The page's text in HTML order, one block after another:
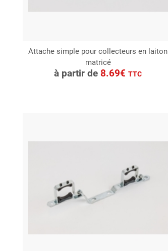
Attache simple pour collecteurs en laiton
matricé
à partir de 8.69€TTC
CONSULTER
Demande de devis